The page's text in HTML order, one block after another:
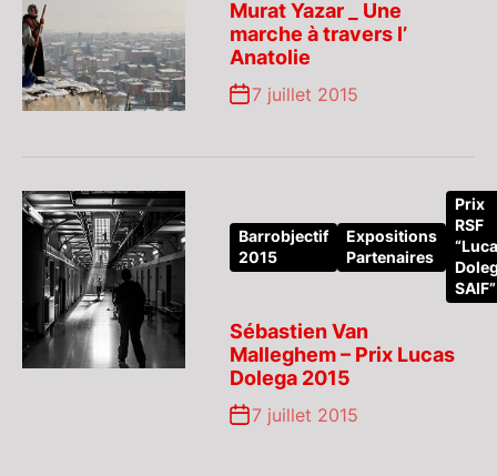
Murat Yazar _ Une
marche à travers l’
Anatolie
7 juillet 2015
Barrobjectif
2015
Expositions
Partenaires
Prix
RSF
SAIF”
Sébastien Van
Malleghem – Prix Lucas
Dolega 2015
7 juillet 2015